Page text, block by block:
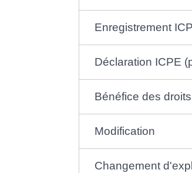
Enregistrement
Déclaration ICPE
Bénéfice des
Modification
Changement